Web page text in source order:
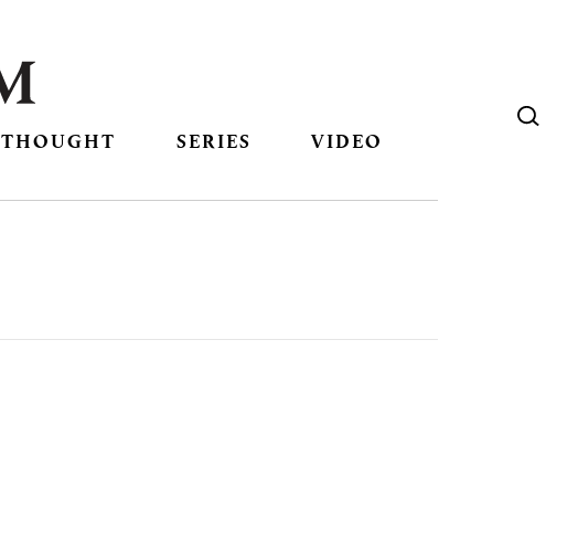
THOUGHT SERIES VIDEO